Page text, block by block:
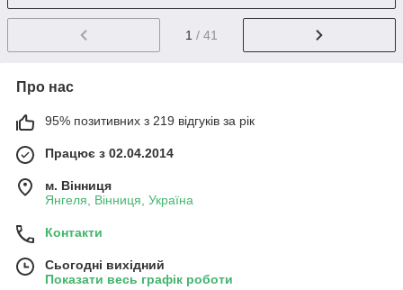
1 / 41
Про нас
95% позитивних з 219 відгуків за рік
Працює з 02.04.2014
м. Вінниця
Янгеля, Вінниця, Україна
Контакти
Сьогодні вихідний
Показати весь графік роботи